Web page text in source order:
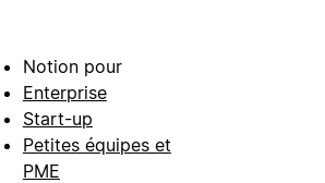
Notion pour
Enterprise
Start-up
Petites équipes et
PME